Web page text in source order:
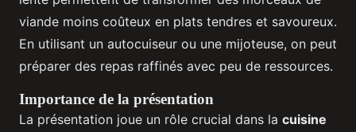
viande moins coûteux en plats tendres et savoureux.
En utilisant un autocuiseur ou une mijoteuse, on peut
préparer des repas raffinés avec peu de ressources.
Importance de la présentation
La présentation joue un rôle crucial dans la cuisine